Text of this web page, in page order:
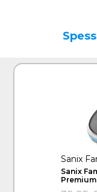
Sanix
Sanix
Premium